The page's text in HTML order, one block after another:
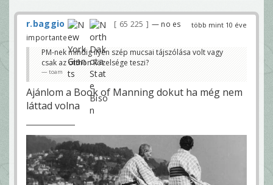
több mint 10 éve
r.baggio 65 225
— no es
importante
PM-nek mindig ilyen szép mucsai tájszólása volt vagy
csak az otthon közelsége teszi?
toam
Ajánlom a Book of Manning dokut ha még nem
láttad volna